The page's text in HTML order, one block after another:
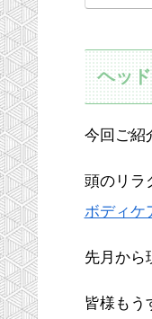
ヘッ
今回ご紹
頭のリラ
ボディケ
先月から
皆様もう